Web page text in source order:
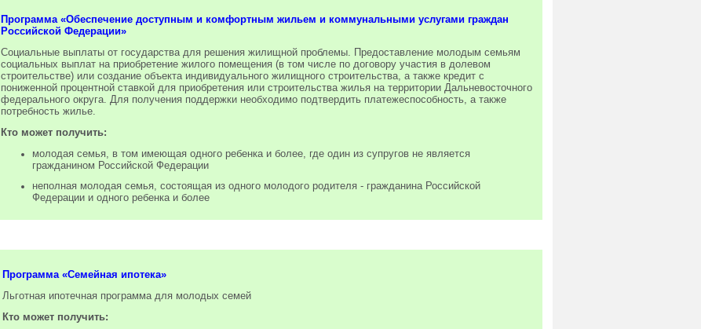
Программа «Обеспечение доступным и комфортным жильем и коммунальными услугами граждан
Российской Федерации»
Социальные выплаты от государства для решения жилищной проблемы. Предоставление молодым семьям
социальных выплат на приобретение жилого помещения (в том числе по договору участия в долевом
строительстве) или создание объекта индивидуального жилищного строительства, а также кредит с
пониженной процентной ставкой для приобретения или строительства жилья на территории Дальневосточного
федерального округа. Для получения поддержки необходимо подтвердить платежеспособность, а также
потребность жилье.
Кто может получить:
молодая семья, в том имеющая одного ребенка и более, где один из супругов не является
гражданином Российской Федерации
неполная молодая семья, состоящая из одного молодого родителя - гражданина Российской
Федерации и одного ребенка и более
Программа «Семейная ипотека»
Льготная ипотечная программа для молодых семей
Кто может получить: